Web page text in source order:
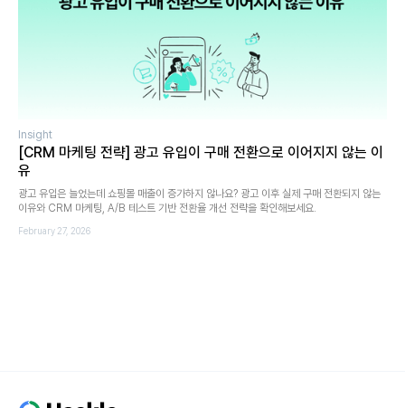
Insight
[CRM 마케팅 전략] 광고 유입이 구매 전환으로 이어지지 않는 이
유
광고 유입은 늘었는데 쇼핑몰 매출이 증가하지 않나요? 광고 이후 실제 구매 전환되지 않는
이유와 CRM 마케팅, A/B 테스트 기반 전환율 개선 전략을 확인해보세요.
February 27, 2026